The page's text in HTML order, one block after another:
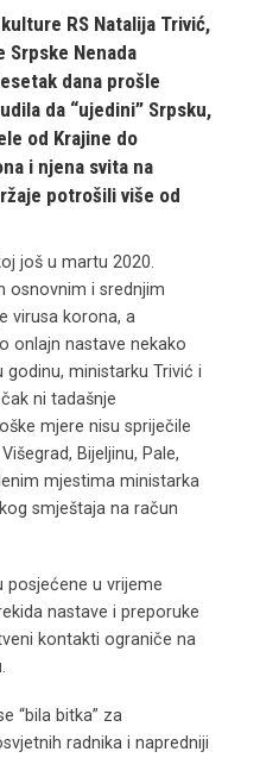
RS Natalija Trivić,
Srpske Nenada
dana prošle
da “ujedini” Srpsku,
od Krajine do
i njena svita na
potrošili više od
još u martu 2020.
osnovnim i srednjim
virusa korona, a
onlajn nastave nekako
godinu, ministarku Trivić i
ni tadašnje
mjere nisu spriječile
Bijeljinu, Pale,
mjestima ministarka
smještaja na račun
posjećene u vrijeme
nastave i preporuke
kontakti ograniče na
“bila bitka” za
radnika i napredniji